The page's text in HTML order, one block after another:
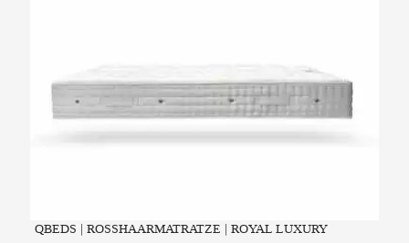
QBEDS | ROSSHAARMATRATZE | ROYAL LUXURY